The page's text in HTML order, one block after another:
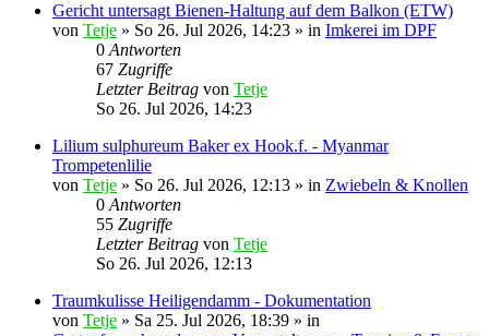
Gericht untersagt Bienen-Haltung auf dem Balkon (ETW)
von Tetje » So 26. Jul 2026, 14:23 » in Imkerei im DPF
0 Antworten
67 Zugriffe
Letzter Beitrag von Tetje
So 26. Jul 2026, 14:23
Lilium sulphureum Baker ex Hook.f. - Myanmar
Trompetenlilie
von Tetje » So 26. Jul 2026, 12:13 » in Zwiebeln & Knollen
0 Antworten
55 Zugriffe
Letzter Beitrag von Tetje
So 26. Jul 2026, 12:13
Traumkulisse Heiligendamm - Dokumentation
von Tetje » Sa 25. Jul 2026, 18:39 » in